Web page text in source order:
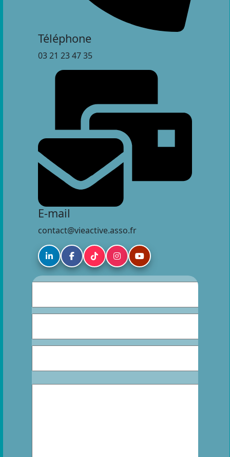
Téléphone
03 21 23 47 35
E-mail
contact@vieactive.asso.fr